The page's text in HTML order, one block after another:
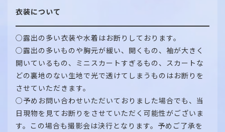
衣装について
○露出の多い衣装や水着はお断りしております。
○露出の多いものや胸元が緩い、開くもの、袖が大きく
開いているもの、ミニスカートすぎるもの、スカートな
どの裏地のない生地で光で透けてしまうものはお断りを
させていただきます。
○予めお問い合わせいただいておりました場合でも、当
日現物を見てお断りをさせていただく可能性がございま
す。この場合も撮影会は決行となります。予めご了承を